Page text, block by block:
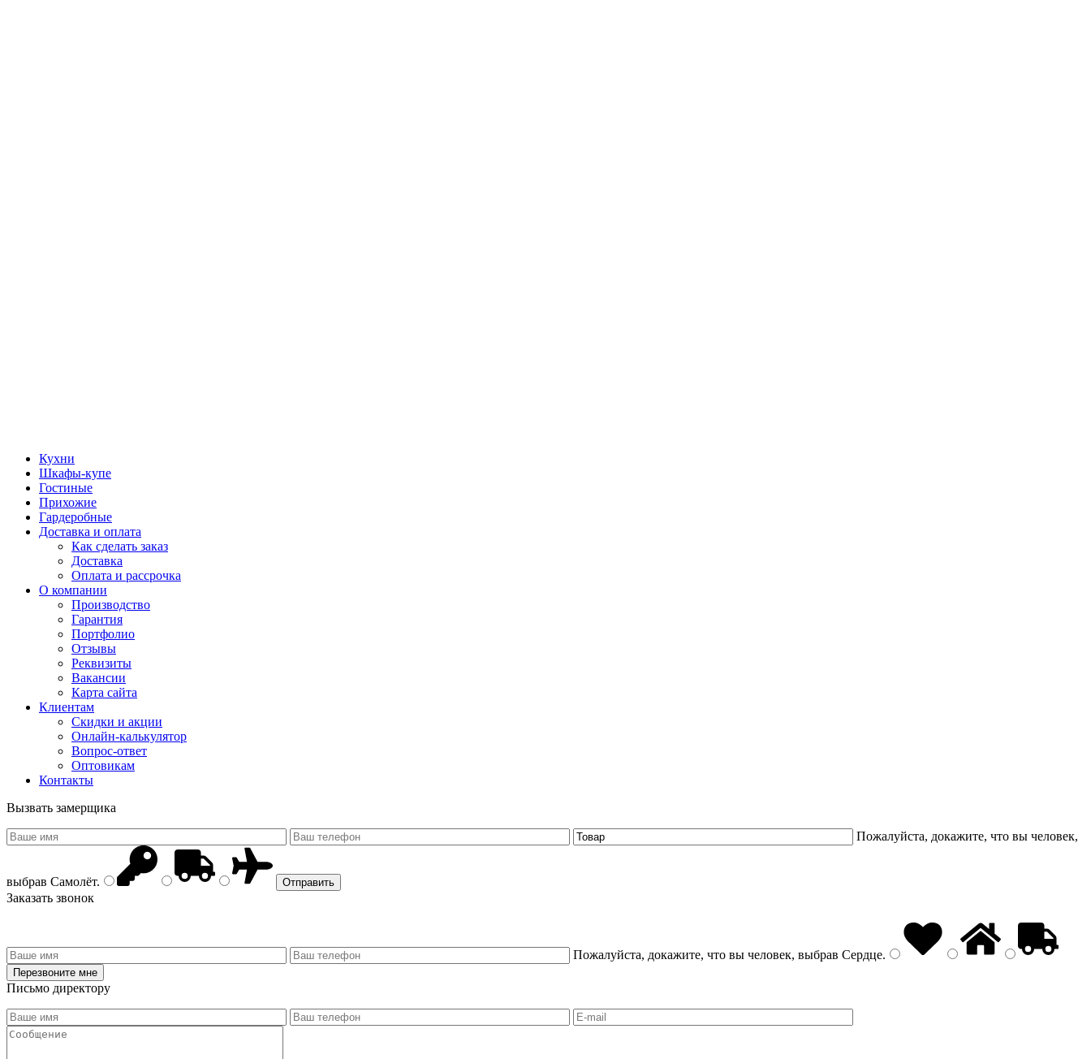
Кухни
Шкафы-купе
Гостиные
Прихожие
Гардеробные
Доставка и оплата
Как сделать заказ
Доставка
Оплата и рассрочка
О компании
Производство
Гарантия
Портфолио
Отзывы
Реквизиты
Вакансии
Карта сайта
Клиентам
Скидки и акции
Онлайн-калькулятор
Вопрос-ответ
Оптовикам
Контакты
Вызвать замерщика
Пожалуйста, докажите, что вы человек,
выбрав Самолёт.
Заказать звонок
Пожалуйста, докажите, что вы человек, выбрав Сердце.
Письмо директору